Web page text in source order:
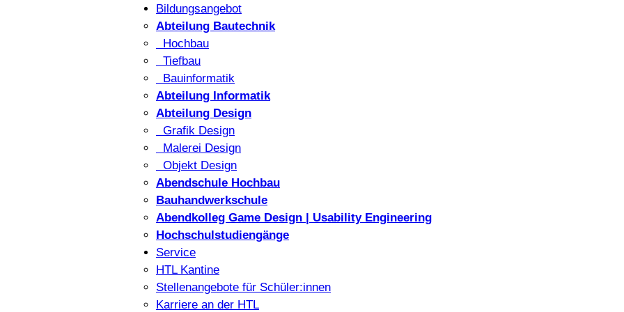
Bildungsangebot
Abteilung Bautechnik
Hochbau
Tiefbau
Bauinformatik
Abteilung Informatik
Abteilung Design
Grafik Design
Malerei Design
Objekt Design
Abendschule Hochbau
Bauhandwerkschule
Abendkolleg Game Design | Usability Engineering
Hochschulstudiengänge
Service
HTL Kantine
Stellenangebote für Schüler:innen
Karriere an der HTL